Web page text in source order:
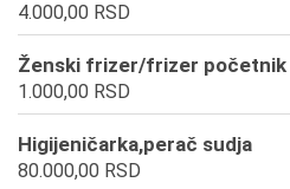
4.000,00 RSD
Ženski frizer/frizer početnik
1.000,00 RSD
Higijeničarka,perač sudja
80.000,00 RSD